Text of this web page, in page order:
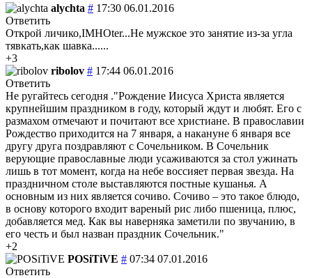
alychta # 17:30 06.01.2016
Ответить
Открой личико,IMHOter...Не мужское это занятие из-за угла
тявкать,как шавка......
+3
ribolov # 17:44 06.01.2016
Ответить
Не ругайтесь сегодня ."Рождение Иисуса Христа является
крупнейшим праздником в году, который ждут и любят. Его с
размахом отмечают и почитают все христиане. В православии
Рождество приходится на 7 января, а накануне 6 января все
другу друга поздравляют с Сочельником. В Сочельник
верующие православные люди усаживаются за стол ужинать
лишь в тот момент, когда на небе воссияет первая звезда. На
праздничном столе выставляются постные кушанья. А
основным из них является сочиво. Сочиво – это такое блюдо,
в основу которого входит вареный рис либо пшеница, плюс,
добавляется мед. Как вы наверняка заметили по звучанию, в
его честь и был назван праздник Сочельник."
+2
POSiTiVE # 07:34 07.01.2016
Ответить